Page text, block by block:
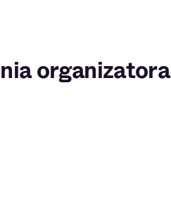
organizatora